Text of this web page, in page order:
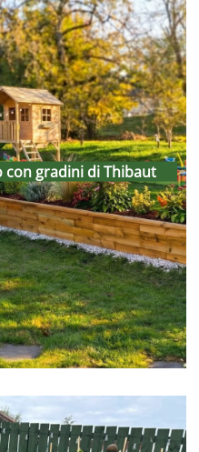
gradini di Thibaut
con
Thibaut
2026